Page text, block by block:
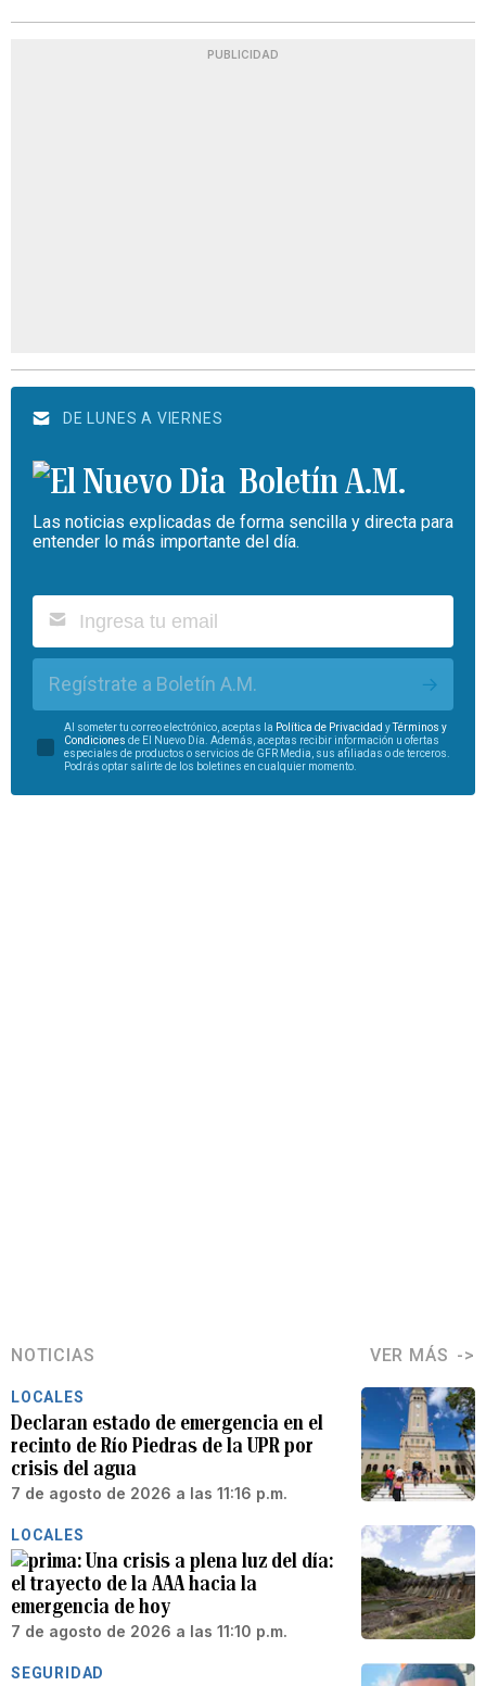
PUBLICIDAD
DE LUNES A VIERNES
Boletín A.M.
Las noticias explicadas de forma sencilla y directa para
entender lo más importante del día.
Regístrate a Boletín A.M.
Al someter tu correo electrónico, aceptas la Política de Privacidad yTérminos y
Condiciones de El Nuevo Día. Además, aceptas recibir información u ofertas
especiales de productos o servicios de GFR Media, sus afiliadas o de terceros.
Podrás optar salirte de los boletines en cualquier momento.
NOTICIAS VER MÁS
LOCALES
Declaran estado de emergencia en el
recinto de Río Piedras de la UPR por
crisis del agua
7 de agosto de 2026 a las 11:16 p.m.
LOCALES
Una crisis a plena luz del día:
el trayecto de la AAA hacia la
emergencia de hoy
7 de agosto de 2026 a las 11:10 p.m.
SEGURIDAD